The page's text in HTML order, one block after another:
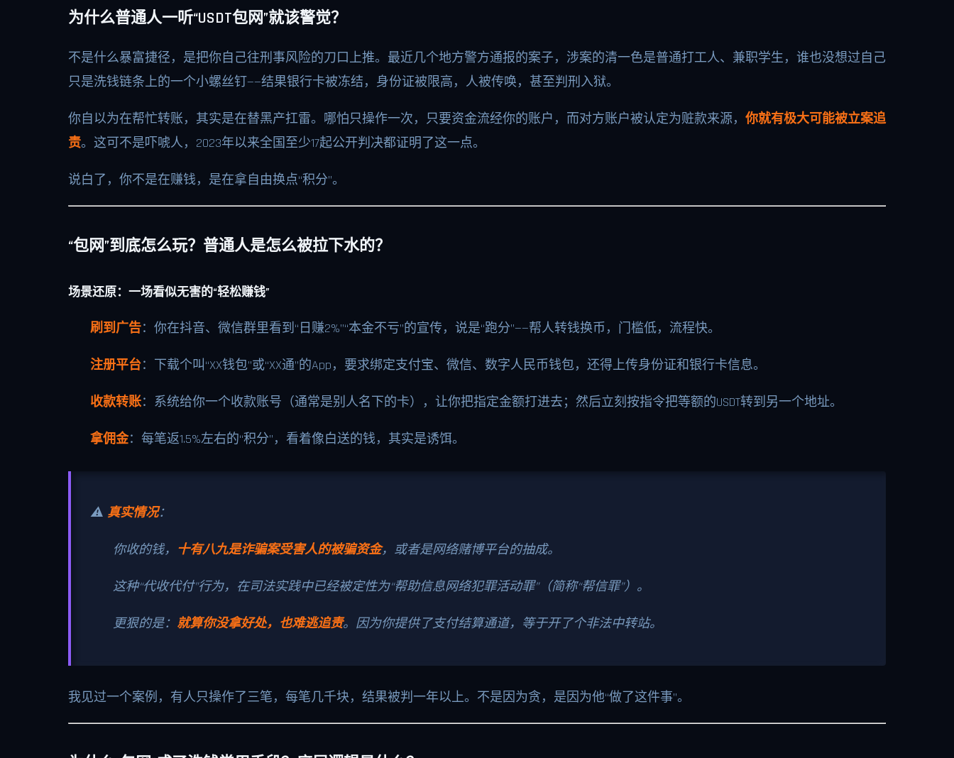
为什么普通人一听“USDT包网”就该警觉？
不是什么暴富捷径，是把你自己往刑事风险的刀口上推。最近几个地方警方通报的案子，涉案的清一色是普通打工人、兼职学生，谁也没想过自己
只是洗钱链条上的一个小螺丝钉——结果银行卡被冻结，身份证被限高，人被传唤，甚至判刑入狱。
你自以为在帮忙转账，其实是在替黑产扛雷。哪怕只操作一次，只要资金流经你的账户，而对方账户被认定为赃款来源， 你就有极大可能被立案追
责。这可不是吓唬人，2023年以来全国至少17起公开判决都证明了这一点。
说白了，你不是在赚钱，是在拿自由换点“积分”。
“包网”到底怎么玩？普通人是怎么被拉下水的？
场景还原：一场看似无害的“轻松赚钱”
刷到广告：你在抖音、微信群里看到“日赚2%”“本金不亏”的宣传，说是“跑分”——帮人转钱换币，门槛低，流程快。
注册平台：下载个叫“XX钱包”或“XX通”的App，要求绑定支付宝、微信、数字人民币钱包，还得上传身份证和银行卡信息。
收款转账：系统给你一个收款账号（通常是别人名下的卡），让你把指定金额打进去；然后立刻按指令把等额的USDT转到另一个地址。
拿佣金：每笔返1.5%左右的“积分”，看着像白送的钱，其实是诱饵。
⚠️ 真实情况：
你收的钱， 十有八九是诈骗案受害人的被骗资金，或者是网络赌博平台的抽成。
这种“代收代付”行为，在司法实践中已经被定性为“帮助信息网络犯罪活动罪”（简称“帮信罪”）。
更狠的是： 就算你没拿好处，也难逃追责。因为你提供了支付结算通道，等于开了个非法中转站。
我见过一个案例，有人只操作了三笔，每笔几千块，结果被判一年以上。不是因为贪，是因为他“做了这件事”。